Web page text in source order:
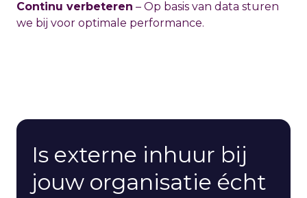
Continu verbeteren – Op basis van data sturen
we bij voor optimale performance.
Is externe inhuur bij
jouw organisatie écht